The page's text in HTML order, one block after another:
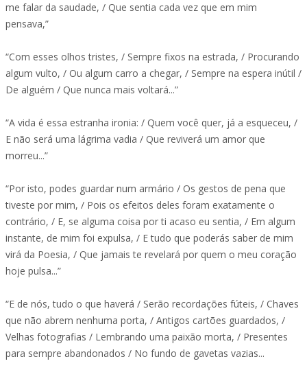
me falar da saudade, / Que sentia cada vez que em mim
pensava,”
“Com esses olhos tristes, / Sempre fixos na estrada, / Procurando
algum vulto, / Ou algum carro a chegar, / Sempre na espera inútil /
De alguém / Que nunca mais voltará...”
“A vida é essa estranha ironia: / Quem você quer, já a esqueceu, /
E não será uma lágrima vadia / Que reviverá um amor que
morreu...”
“Por isto, podes guardar num armário / Os gestos de pena que
tiveste por mim, / Pois os efeitos deles foram exatamente o
contrário, / E, se alguma coisa por ti acaso eu sentia, / Em algum
instante, de mim foi expulsa, / E tudo que poderás saber de mim
virá da Poesia, / Que jamais te revelará por quem o meu coração
hoje pulsa...”
“E de nós, tudo o que haverá / Serão recordações fúteis, / Chaves
que não abrem nenhuma porta, / Antigos cartões guardados, /
Velhas fotografias / Lembrando uma paixão morta, / Presentes
para sempre abandonados / No fundo de gavetas vazias...